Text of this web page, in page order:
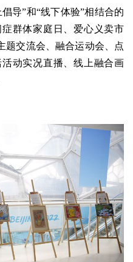
导”和“线下体验”相结合的
群体家庭日、爱心义卖市
题交流会、融合运动会、点
动实况直播、线上融合画